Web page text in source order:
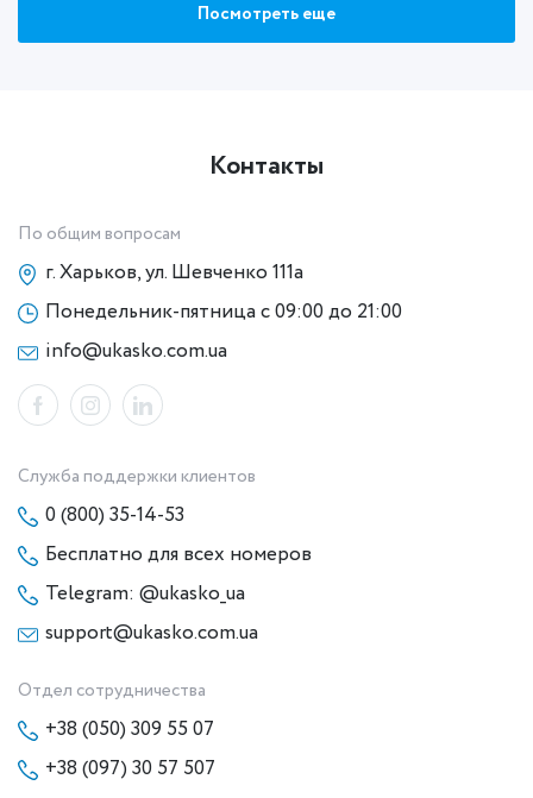
Посмотреть еще
Контакты
По общим вопросам
г. Харьков, ул. Шевченко 111а
Понедельник-пятница с 09:00 до 21:00
info@ukasko.com.ua
Служба поддержки клиентов
0 (800) 35-14-53
Бесплатно для всех номеров
Telegram: @ukasko_ua
support@ukasko.com.ua
Отдел сотрудничества
+38 (050) 309 55 07
+38 (097) 30 57 507